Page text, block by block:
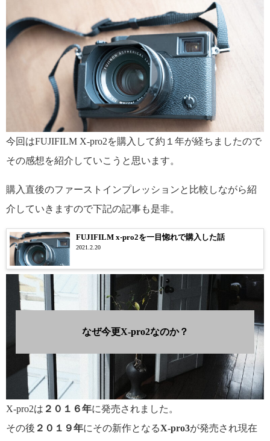
今回はFUJIFILM X-pro2を購入して約１年が経ちましたので
その感想を紹介していこうと思います。
購入直後のファーストインプレッションと比較しながら紹
介していきますので下記の記事も是非。
FUJIFILM x-pro2を一目惚れで購入した話
2021.2.20
なぜ今更X-pro2なのか？
X-pro2は ２０１６年に発売されました。
その後 ２０１９年にその新作となるX-pro3が発売され現在